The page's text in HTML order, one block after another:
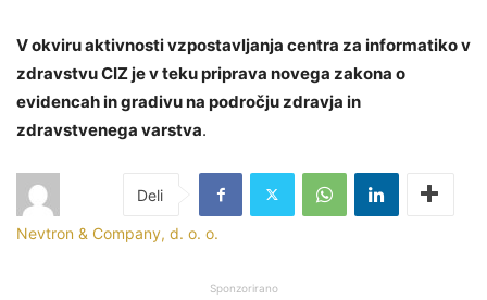
V okviru aktivnosti vzpostavljanja centra za informatiko v
zdravstvu CIZ je v teku priprava novega zakona o
evidencah in gradivu na področju zdravja in
zdravstvenega varstva.
Nevtron & Company, d. o. o.
Sponzorirano